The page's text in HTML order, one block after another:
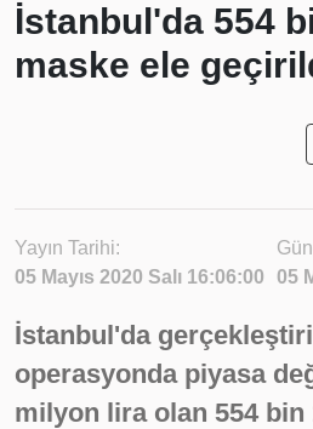
İstanbul'da 554
maske ele
Yayın Tarihi:
05 Mayıs 2020 Salı 16:06:00
05
İstanbul'da
operasyonda piyasa
milyon lira olan 554 bin